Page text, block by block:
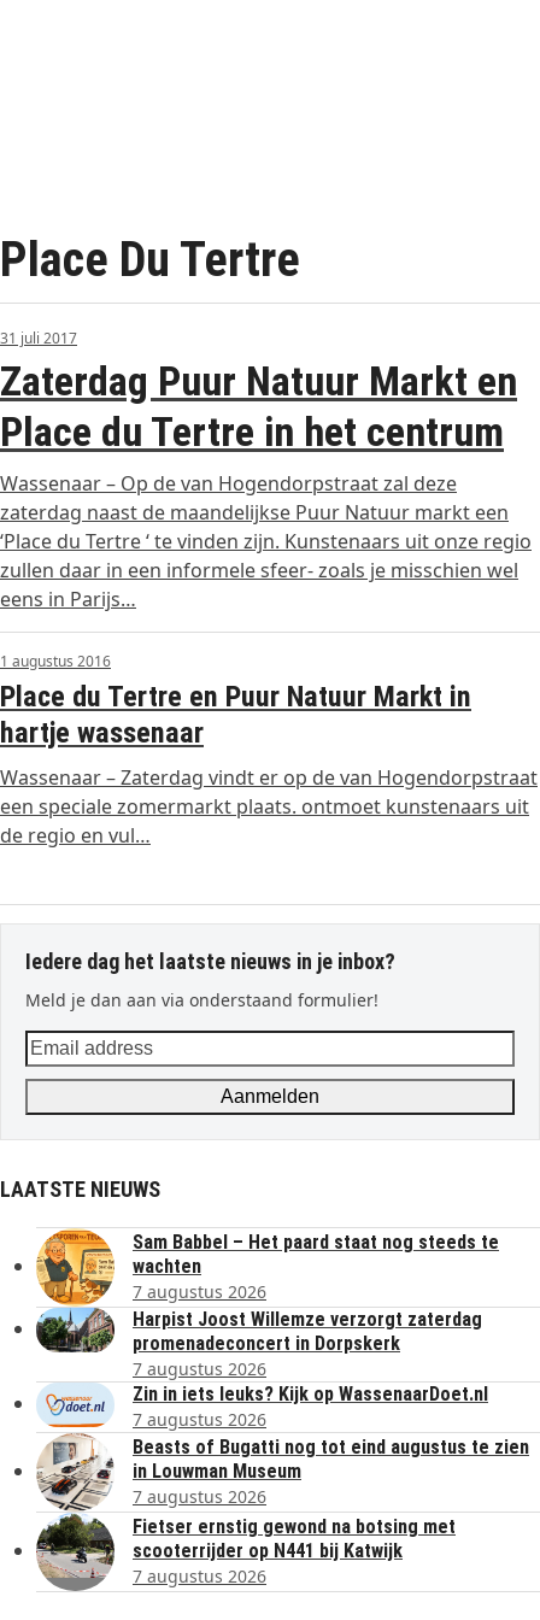
Place Du Tertre
31 juli 2017
Zaterdag Puur Natuur Markt en
Place du Tertre in het centrum
Wassenaar – Op de van Hogendorpstraat zal deze
zaterdag naast de maandelijkse Puur Natuur markt een
‘Place du Tertre ‘ te vinden zijn. Kunstenaars uit onze regio
zullen daar in een informele sfeer- zoals je misschien wel
eens in Parijs…
1 augustus 2016
Place du Tertre en Puur Natuur Markt in
hartje wassenaar
Wassenaar – Zaterdag vindt er op de van Hogendorpstraat
een speciale zomermarkt plaats. ontmoet kunstenaars uit
de regio en vul…
Iedere dag het laatste nieuws in je inbox?
Meld je dan aan via onderstaand formulier!
Email
address
Aanmelden
LAATSTE NIEUWS
Sam Babbel – Het paard staat nog steeds te
wachten
7 augustus 2026
Harpist Joost Willemze verzorgt zaterdag
promenadeconcert in Dorpskerk
7 augustus 2026
Zin in iets leuks? Kijk op WassenaarDoet.nl
7 augustus 2026
Beasts of Bugatti nog tot eind augustus te zien
in Louwman Museum
7 augustus 2026
Fietser ernstig gewond na botsing met
scooterrijder op N441 bij Katwijk
7 augustus 2026